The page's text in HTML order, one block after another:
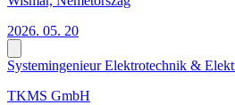
2026. 05. 20
Systemingenieur Elektrotechnik &
TKMS GmbH